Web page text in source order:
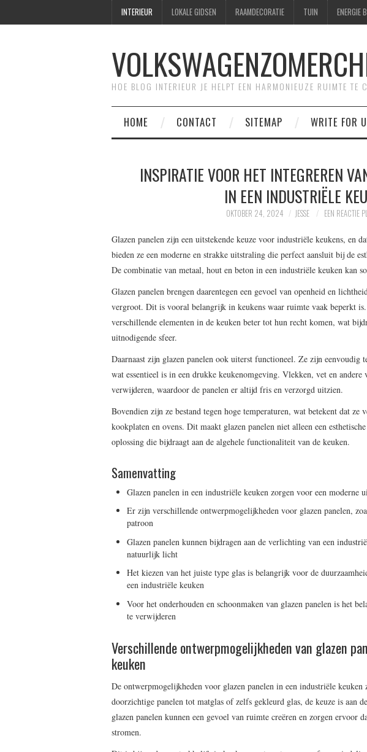
INTERIEUR LOKALE GIDSEN RAAMDECORATIE TUIN ENERGIE
HOE BLOG INTERIEUR JE HELPT EEN HARMONIEUZE RUIMTE TE
HOME CONTACT SITEMAP WRITE FOR
INSPIRATIE VOOR HET INTEGREREN
IN EEN INDUSTRIËLE
OKTOBER 24, 2024 JESSE EEN REACTIE
Glazen panelen zijn een uitstekende keuze voor industriële keukens, en
bieden ze een moderne en strakke uitstraling die perfect aansluit bij de
De combinatie van metaal, hout en beton in een industriële keuken kan
Glazen panelen brengen daarentegen een gevoel van openheid en
vergroot. Dit is vooral belangrijk in keukens waar ruimte vaak beperkt
verschillende elementen in de keuken beter tot hun recht komen, wat
uitnodigende sfeer.
Daarnaast zijn glazen panelen ook uiterst functioneel. Ze zijn eenvoudig
wat essentieel is in een drukke keukenomgeving. Vlekken, vet en
verwijderen, waardoor de panelen er altijd fris en verzorgd uitzien.
Bovendien zijn ze bestand tegen hoge temperaturen, wat betekent dat
kookplaten en ovens. Dit maakt glazen panelen niet alleen een
oplossing die bijdraagt aan de algehele functionaliteit van de keuken.
Samenvatting
Glazen panelen in een industriële keuken zorgen voor een moderne
Er zijn verschillende ontwerpmogelijkheden voor glazen panelen,
patroon
Glazen panelen kunnen bijdragen aan de verlichting van een
natuurlijk licht
Het kiezen van het juiste type glas is belangrijk voor de
een industriële keuken
Voor het onderhouden en schoonmaken van glazen panelen is het
te verwijderen
Verschillende ontwerpmogelijkheden van glazen
keuken
De ontwerpmogelijkheden voor glazen panelen in een industriële
doorzichtige panelen tot matglas of zelfs gekleurd glas, de keuze is aan
glazen panelen kunnen een gevoel van ruimte creëren en zorgen ervoor
stromen.